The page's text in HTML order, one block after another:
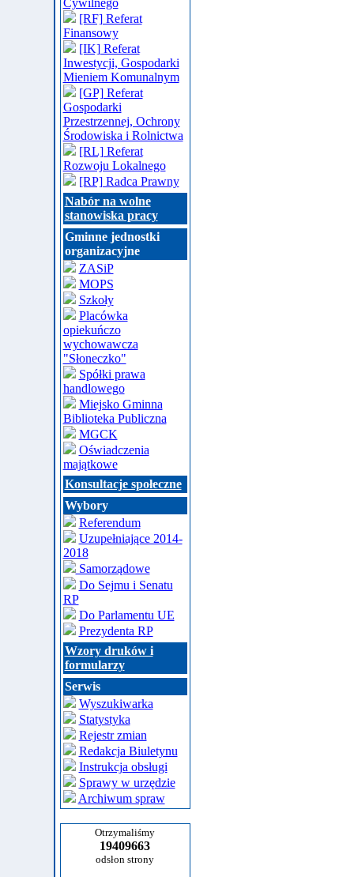
Cywilnego
[RF] Referat
Finansowy
[IK] Referat
Inwestycji, Gospodarki
Mieniem Komunalnym
[GP] Referat
Gospodarki
Przestrzennej, Ochrony
Środowiska i Rolnictwa
[RL] Referat
Rozwoju Lokalnego
[RP] Radca Prawny
Nabór na wolne
stanowiska pracy
Gminne jednostki
organizacyjne
ZASiP
MOPS
Szkoły
Placówka
opiekuńczo
wychowawcza
"Słoneczko"
Spółki prawa
handlowego
Miejsko Gminna
Biblioteka Publiczna
MGCK
Oświadczenia
majątkowe
Konsultacje społeczne
Wybory
Referendum
Uzupełniające 2014-
2018
Samorządowe
Do Sejmu i Senatu
RP
Do Parlamentu UE
Prezydenta RP
Wzory druków i
formularzy
Serwis
Wyszukiwarka
Statystyka
Rejestr zmian
Redakcja Biuletynu
Instrukcja obsługi
Sprawy w urzędzie
Archiwum spraw
Otrzymaliśmy
19409663
odsłon strony